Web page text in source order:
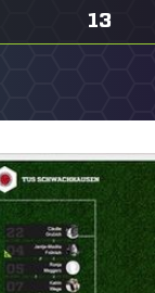
13